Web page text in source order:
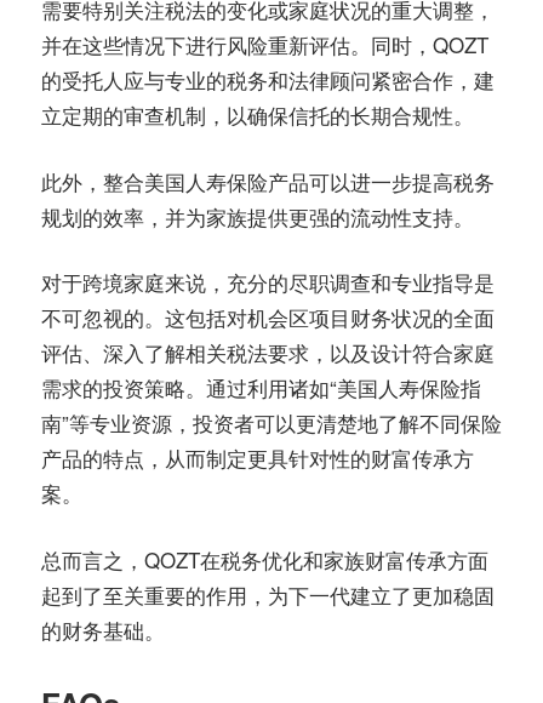
需要特别关注税法的变化或家庭状况的重大调整，
并在这些情况下进行风险重新评估。同时，QOZT
的受托人应与专业的税务和法律顾问紧密合作，建
立定期的审查机制，以确保信托的长期合规性。
此外，整合美国人寿保险产品可以进一步提高税务
规划的效率，并为家族提供更强的流动性支持。
对于跨境家庭来说，充分的尽职调查和专业指导是
不可忽视的。这包括对机会区项目财务状况的全面
评估、深入了解相关税法要求，以及设计符合家庭
需求的投资策略。通过利用诸如“美国人寿保险指
南”等专业资源，投资者可以更清楚地了解不同保险
产品的特点，从而制定更具针对性的财富传承方
案。
总而言之，QOZT在税务优化和家族财富传承方面
起到了至关重要的作用，为下一代建立了更加稳固
的财务基础。